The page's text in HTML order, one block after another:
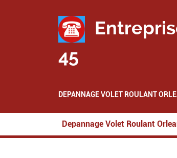
45
DEPANNAGE VOLET ROULANT
Depannage Volet Roulant